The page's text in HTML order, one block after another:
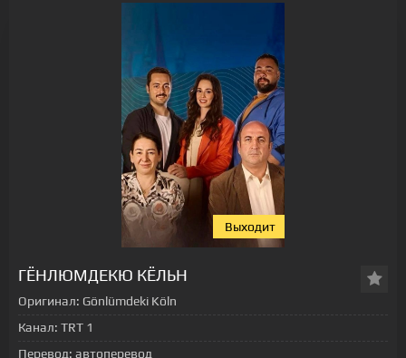
Выходит
ГЁНЛЮМДЕКЮ КЁЛЬН
Оригинал: Gönlümdeki Köln
Канал: TRT 1
Перевод: автоперевод